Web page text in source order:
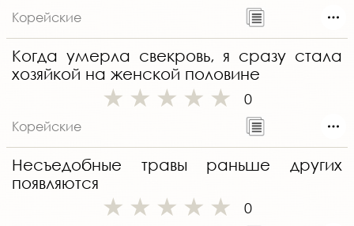
Корейские
Когда умерла свекровь, я сразу стала
хозяйкой на женской половине
0
Корейские
Несъедобные травы раньше других
появляются
0